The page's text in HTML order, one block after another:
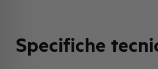
Specifiche